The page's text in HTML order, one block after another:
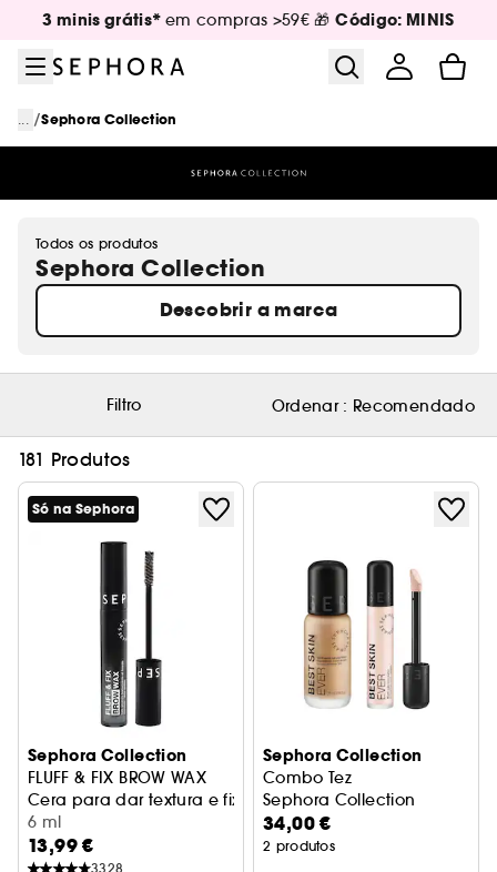
Ir para o menu
Ir para o conteúdo principal
Ir para o rodapé
3 minis grátis* em compras >59€ 🎁Código: MINIS
... /Sephora Collection
Todos os produtos
Sephora Collection
Descobrir a marca
Filtro Ordenar : Recomendado
181 Produtos
Só na Sephora
Sephora Collection
FLUFF & FIX BROW WAX
Cera para dar textura e fixar as sobrancelhas
6 ml
13,99 €
3328
Sephora Collection
Combo Tez
Sephora Collection
34,00 €
2 produtos